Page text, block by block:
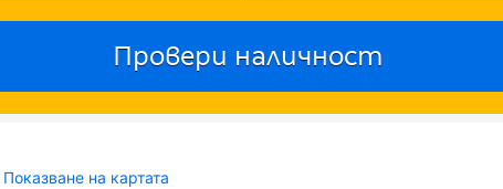
Провери наличност
Показване на картата